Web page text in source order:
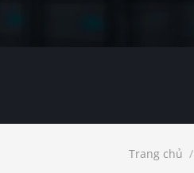
Trang chủ /